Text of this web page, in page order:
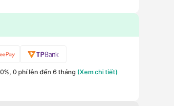
0 phí lên đến 6 tháng (Xem chi tiết)